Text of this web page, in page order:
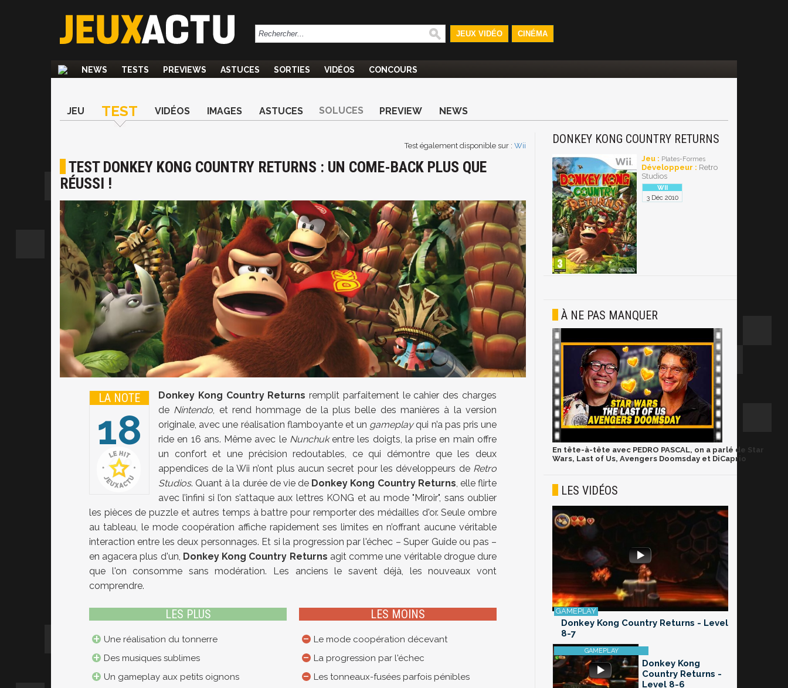
JEUX VIDÉO CINÉMA
NEWS TESTS PREVIEWS ASTUCES SORTIES VIDÉOS CONCOURS
JEU TEST VIDÉOS IMAGES ASTUCES SOLUCES PREVIEW NEWS
Test également disponible sur : Wii
TEST DONKEY KONG COUNTRY RETURNS : UN COME-BACK PLUS QUE
RÉUSSI !
LA NOTE
18
20
Donkey Kong Country Returns remplit parfaitement le cahier des charges
de Nintendo, et rend hommage de la plus belle des manières à la version
originale, avec une réalisation flamboyante et un gameplayqui n’a pas pris une
ride en 16 ans. Même avec le Nunchukentre les doigts, la prise en main offre
un confort et une précision redoutables, ce qui démontre que les deux
appendices de la Wii n’ont plus aucun secret pour les développeurs de Retro
Studios. Quant à la durée de vie de Donkey Kong Country Returns, elle flirte
avec l’infini si l’on s’attaque aux lettres KONG et au mode "Miroir", sans oublier
les pièces de puzzle et autres temps à battre pour remporter des médailles d'or. Seule ombre
au tableau, le mode coopération affiche rapidement ses limites en n’offrant aucune véritable
interaction entre les deux personnages. Et si la progression par l'échec – Super Guide ou pas –
en agacera plus d'un, Donkey Kong Country Returns agit comme une véritable drogue dure
que l'on consomme sans modération. Les anciens le savent déjà, les nouveaux vont
comprendre.
LES PLUS
Une réalisation du tonnerre
Des musiques sublimes
Un gameplay aux petits oignons
LES MOINS
Le mode coopération décevant
La progression par l'échec
Les tonneaux-fusées parfois pénibles
DONKEY KONG COUNTRY RETURNS
Jeu : Plates-Formes
Développeur : Retro
Studios
3 Déc 2010
À NE PAS MANQUER
En tête-à-tête avec PEDRO PASCAL, on a parlé de Star
Wars, Last of Us, Avengers Doomsday et DiCaprio
LES VIDÉOS
Donkey Kong Country Returns - Level
8-7
Donkey Kong
Country Returns -
Level 8-6